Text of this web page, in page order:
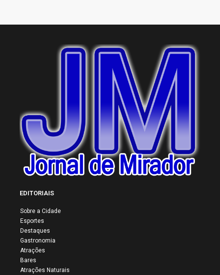
EDITORIAIS
Sobre a Cidade
Esportes
Destaques
Gastronomia
Atrações
Bares
Atrações Naturais